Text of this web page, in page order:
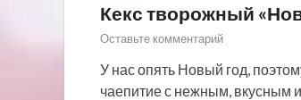
Кекс творожный
Оставьте комментарий
У нас опять Новый год,
чаепитие с нежным, вкусным